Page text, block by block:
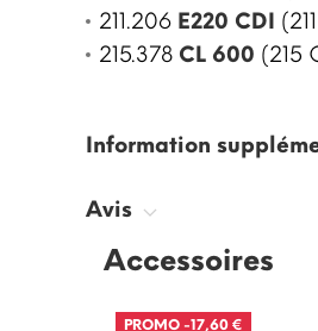
211.206 E220 CDI
215.378 CL 600 (215
Information
Avis
Accessoires
PROMO -17,60 €